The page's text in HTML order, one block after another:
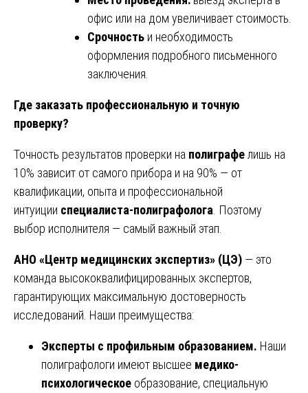
офис или на дом увеличивает стоимость.
Срочность и необходимость
оформления подробного письменного
заключения.
Где заказать профессиональную и точную
проверку?
Точность результатов проверки на полиграфе лишь на
10% зависит от самого прибора и на 90% — от
квалификации, опыта и профессиональной
интуиции специалиста-полиграфолога . Поэтому
выбор исполнителя — самый важный этап.
АНО «Центр медицинских экспертиз» (ЦЭ) — это
команда высококвалифицированных экспертов,
гарантирующих максимальную достоверность
исследований. Наши преимущества:
Эксперты с профильным образованием. Наши
полиграфологи имеют высшее медико-
психологическое образование, специальную